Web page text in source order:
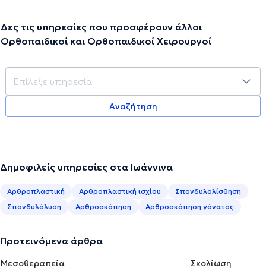
Δες τις υπηρεσίες που προσφέρουν άλλοι
Ορθοπαιδικοί και Ορθοπαιδικοί Χειρουργοί
Αναζήτηση
Δημοφιλείς υπηρεσίες στα Ιωάννινα
Αρθροπλαστική Αρθροπλαστική ισχίου
Σπονδυλολίσθηση
Σπονδυλόλυση
Αρθροσκόπηση Αρθροσκόπηση γόνατος
Προτεινόμενα άρθρα
Μεσοθεραπεία
Σκολίωση